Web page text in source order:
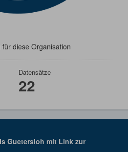
diese Organisation
Datensätze
22